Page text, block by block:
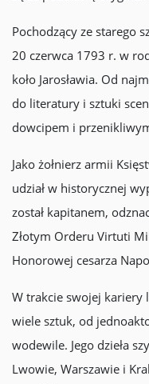
Pochodzący ze starego
20 czerwca 1793 r. w
koło Jarosławia. Od
do literatury i sztuki
dowcipem i
Jako żołnierz armii
udział w historycznej
został kapitanem,
Złotym Orderu Virtuti
Honorowej cesarza
W trakcie swojej kariery
wiele sztuk, od
wodewile. Jego dzieła
Lwowie, Warszawie i